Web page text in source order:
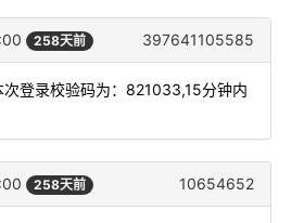
258天前 397641105585
次登录校验码为：821033,15分钟内
258天前 10654652